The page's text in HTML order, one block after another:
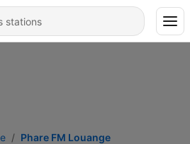
Phare FM Louange